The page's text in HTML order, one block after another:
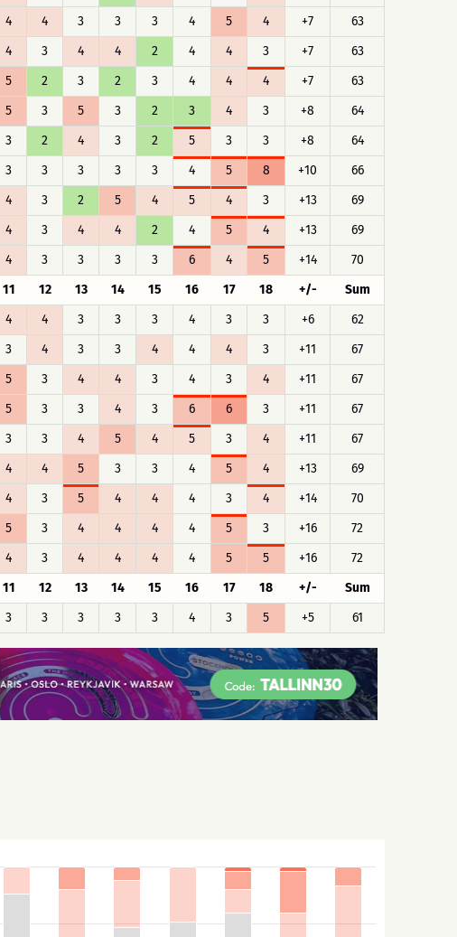
4 4 3 3 3 4 5 4 +7
63
4 3 4 4 2 4 4 3 +7
63
5 2 3 2 3 4 4 4 +7
63
5 3 5 3 2 3 4 3 +8
64
3 2 4 3 2 5 3 3 +8
64
3 3 3 3 3 4 5 8 +10
66
4 3 2 5 4 5 4 3 +13
69
4 3 4 4 2 4 5 4 +13
69
4 3 3 3 3 6 4 5 +14
70
11 12 13 14 15 16 17 18 +/-
Sum
4 4 3 3 3 4 3 3 +6
62
3 4 3 3 4 4 4 3 +11
67
5 3 4 4 3 4 3 4 +11
67
5 3 3 4 3 6 6 3 +11
67
3 3 4 5 4 5 3 4 +11
67
4 4 5 3 3 4 5 4 +13
69
4 3 5 4 4 4 3 4 +14
70
5 3 4 4 4 4 5 3 +16
72
4 3 4 4 4 4 5 5 +16
72
11 12 13 14 15 16 17 18 +/-
Sum
3 3 3 3 3 4 3 5 +5 61